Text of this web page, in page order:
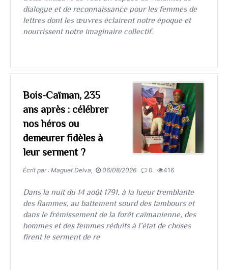
dialogue et de reconnaissance pour les femmes de
lettres dont les œuvres éclairent notre époque et
nourrissent notre imaginaire collectif.
Bois-Caïman, 235
ans après : célébrer
nos héros ou
demeurer fidèles à
leur serment ?
Écrit par : Maguet Delva, 06/08/2026 0 416
Dans la nuit du 14 août 1791, à la lueur tremblante
des flammes, au battement sourd des tambours et
dans le frémissement de la forêt caïmanienne, des
hommes et des femmes réduits à l’état de choses
firent le serment de re